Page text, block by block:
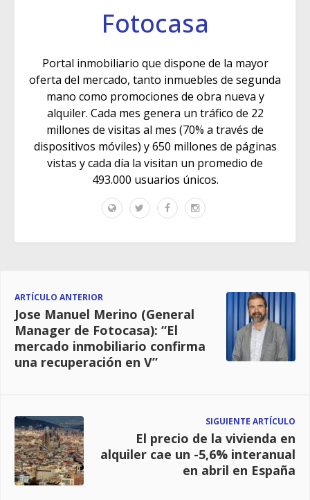
Fotocasa
Portal inmobiliario que dispone de la mayor
oferta del mercado, tanto inmuebles de segunda
mano como promociones de obra nueva y
alquiler. Cada mes genera un tráfico de 22
millones de visitas al mes (70% a través de
dispositivos móviles) y 650 millones de páginas
vistas y cada día la visitan un promedio de
493.000 usuarios únicos.
ARTÍCULO ANTERIOR
Jose Manuel Merino (General
Manager de Fotocasa): “El
mercado inmobiliario confirma
una recuperación en V”
SIGUIENTE ARTÍCULO
El precio de la vivienda en
alquiler cae un -5,6% interanual
en abril en España